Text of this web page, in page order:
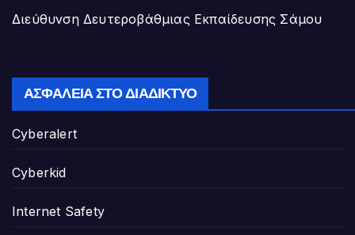
Διεύθυνση Δευτεροβάθμιας Εκπαίδευσης Σάμου
ΑΣΦΆΛΕΙΑ ΣΤΟ ΔΙΑΔΊΚΤΥΟ
Cyberalert
Cyberkid
Internet Safety